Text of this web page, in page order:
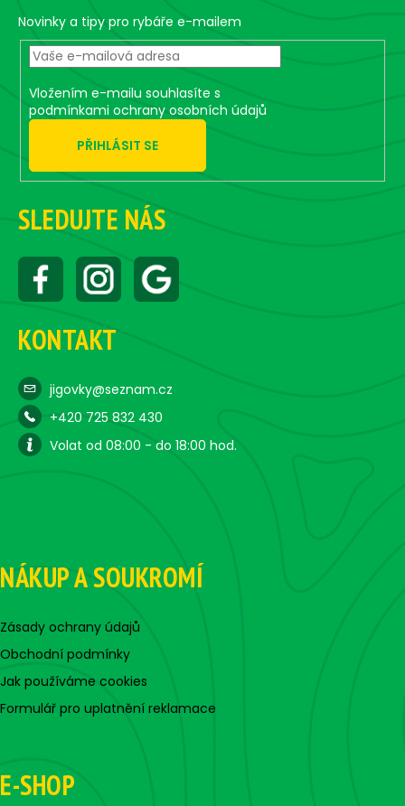
g
c
o
n
t
r
s
Novinky a tipy pro rybáře e-mailem
Vložením e-mailu souhlasíte s
podmínkami ochrany osobních údajů
PŘIHLÁSIT SE
SLEDUJTE NÁS
KONTAKT
jigovky@seznam.cz
+420 725 832 430
Volat od 08:00 - do 18:00 hod.
NÁKUP A SOUKROMÍ
Zásady ochrany údajů
Obchodní podmínky
Jak používáme cookies
Formulář pro uplatnění reklamace
E-SHOP